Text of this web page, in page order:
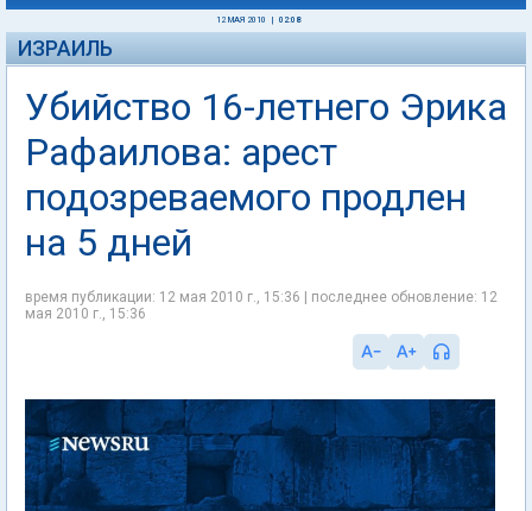
12 МАЯ 2010 02:08
ИЗРАИЛЬ
Убийство 16-летнего Эрика
Рафаилова: арест
подозреваемого продлен
на 5 дней
время публикации: 12 мая 2010 г., 15:36 | последнее обновление: 12
мая 2010 г., 15:36